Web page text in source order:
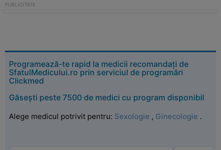
Programează-te rapid la medicii recomandați de
SfatulMedicului.ro prin serviciul de programări
Clickmed
Găsești peste 7500 de medici cu program disponibil
Alege medicul potrivit pentru: Sexologie , Ginecologie .